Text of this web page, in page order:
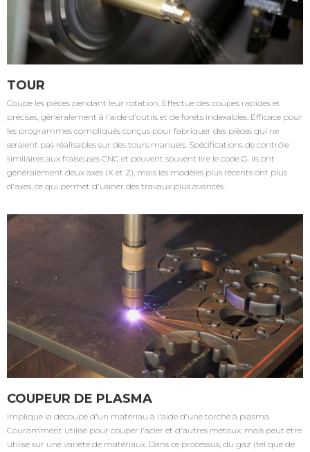
TOUR
Coupe les pièces pendant leur rotation. Effectue des coupes rapides et
précises, généralement à l'aide d'outils et de forets indexables. Efficace pour
les programmes compliqués conçus pour fabriquer des pièces qui ne
seraient pas réalisables sur des tours manuels. Spécifications de contrôle
similaires aux fraiseuses CNC et peuvent souvent lire le code G. Ils ont
généralement deux axes (X et Z), mais les modèles plus récents ont plus
d'axes, ce qui permet d'usiner des travaux plus avancés.
COUPEUR DE PLASMA
Implique la découpe d'un matériau à l'aide d'une torche à plasma.
Couramment utilisé pour couper l'acier et d'autres métaux, mais peut être
utilisé sur une variété de matériaux. Dans ce processus, du gaz (tel que de